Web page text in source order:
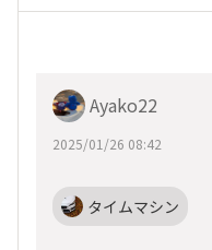
Ayako22
2025/01/26 08:42
タイムマシン